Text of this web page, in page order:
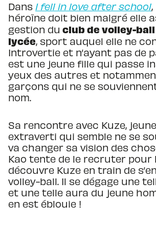
Dans I fell in love after school
héroïne doit bien malgré elle
gestion du club de volley-ball
lycée, sport auquel elle ne
Introvertie et n’ayant pas de
est une jeune fille qui passe
yeux des autres et
garçons qui ne se
nom.
Sa rencontre avec Kuze,
extraverti qui semble ne se
va changer sa vision des
Kao tente de le recruter pour
découvre Kuze en train de
volley-ball. Il se dégage une
et une telle aura du jeune
en est éblouie !